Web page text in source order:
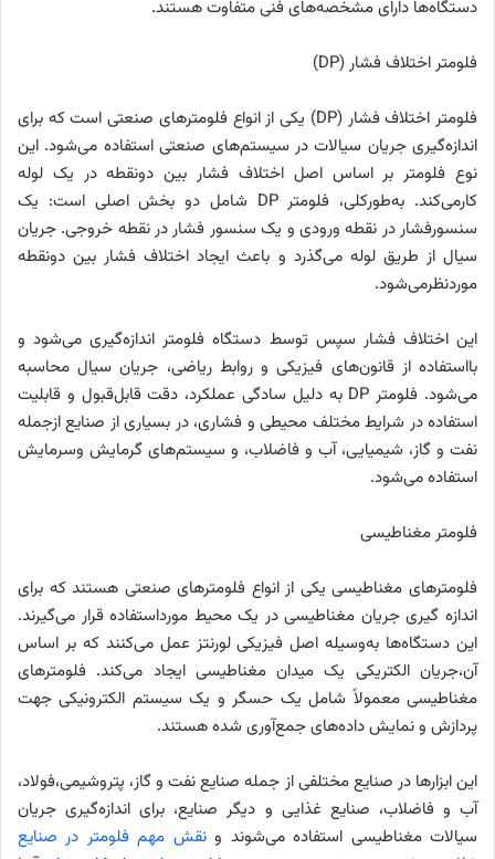
دستگاه‌ها دارای مشخصه‌های فنی متفاوت هستند.
فلومتر اختلاف فشار (DP)
فلومتر اختلاف فشار (DP) یکی از انواع فلومترهای صنعتی است که برای
اندازه‌گیری جریان سیالات در سیستم‌های صنعتی استفاده می‌شود. این
نوع فلومتر بر اساس اصل اختلاف فشار بین دونقطه در یک لوله
کارمی‌کند. به‌طورکلی، فلومتر DP شامل دو بخش اصلی است: یک
سنسورفشار در نقطه ورودی و یک سنسور فشار در نقطه خروجی. جریان
سیال از طریق لوله می‌گذرد و باعث ایجاد اختلاف فشار بین دونقطه
موردنظرمی‌شود.
این اختلاف فشار سپس توسط دستگاه فلومتر اندازه‌گیری می‌شود و
بااستفاده از قانون‌های فیزیکی و روابط ریاضی، جریان سیال محاسبه
می‌شود. فلومتر DP به دلیل سادگی عملکرد، دقت قابل‌قبول و قابلیت
استفاده در شرایط مختلف محیطی و فشاری، در بسیاری از صنایع ازجمله
نفت و گاز، شیمیایی، آب و فاضلاب، و سیستم‌های گرمایش وسرمایش
استفاده می‌شود.
فلومتر مغناطیسی
فلومترهای مغناطیسی یکی از انواع فلومترهای صنعتی هستند که برای
اندازه گیری جریان مغناطیسی در یک محیط مورداستفاده قرار می‌گیرند.
این دستگاه‌ها به‌وسیله اصل فیزیکی لورنتز عمل می‌کنند که بر اساس
آن،جریان الکتریکی یک میدان مغناطیسی ایجاد می‌کند. فلومترهای
مغناطیسی معمولاً شامل یک حسگر و یک سیستم الکترونیکی جهت
پردازش و نمایش داده‌های جمع‌آوری شده هستند.
این ابزارها در صنایع مختلفی از جمله صنایع نفت و گاز، پتروشیمی،فولاد،
آب و فاضلاب، صنایع غذایی و دیگر صنایع، برای اندازه‌گیری جریان
سیالات مغناطیسی استفاده می‌شوند ونقش مهم فلومتر در صنایع